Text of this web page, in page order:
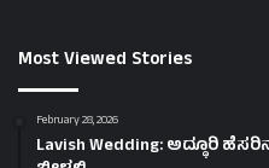
Most Viewed Stories
February 28, 2026
Lavish Wedding: ಅದ್ಧೂರಿ